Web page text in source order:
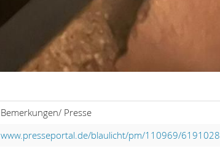
Bemerkungen/ Presse
www.presseportal.de/blaulicht/pm/110969/6191028